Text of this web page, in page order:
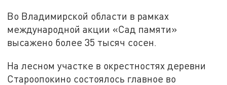
Во Владимирской области в рамках
международной акции «Сад памяти»
высажено более 35 тысяч сосен.
На лесном участке в окрестностях деревни
Староопокино состоялось главное во